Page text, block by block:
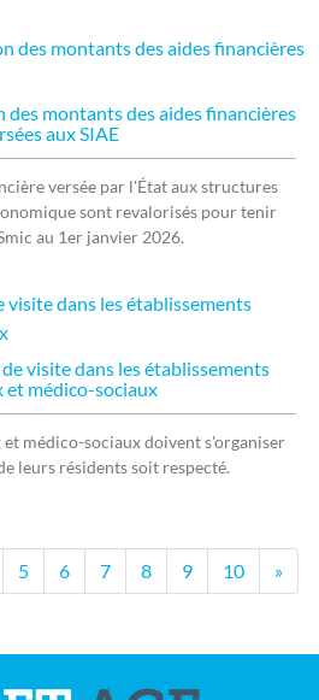
montants des aides financières
aux SIAE
versée par l'État aux structures
sont revalorisés pour tenir
au 1er janvier 2026.
visite dans les établissements
et médico-sociaux
et médico-sociaux doivent s'organiser
leurs résidents soit respecté.
5 6 7 8 9 10 »